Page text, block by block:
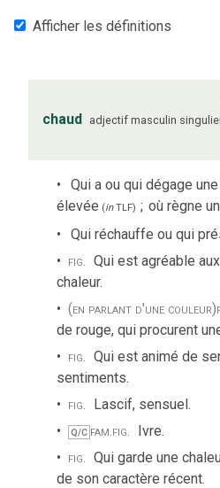
Afficher les définitions
chaud adjectif masculin
Qui a ou qui dégage
élevée (inTLF) ; où règne
Qui réchauffe ou qui
fig. Qui est agréable
chaleur.
(en parlant d'une couleur)
de rouge, qui procurent
fig. Qui est animé de
sentiments.
fig. Lascif, sensuel.
Q/C fam.fig. Ivre.
fig. Qui garde une
de son caractère récent.